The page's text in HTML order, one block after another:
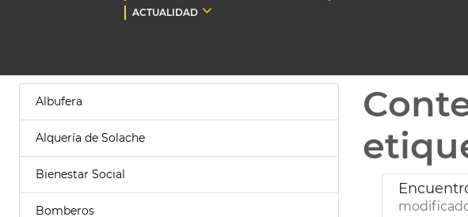
ACTUALIDAD
Albufera
Alquería de Solache
Bienestar Social
Bomberos